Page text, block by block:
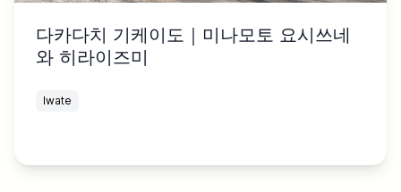
다카다치 기케이도｜미나모토 요시쓰네
와 히라이즈미
Iwate